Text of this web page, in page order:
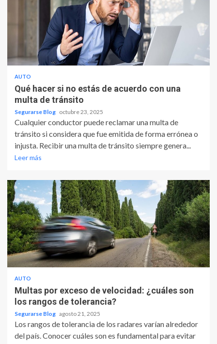
AUTO
Qué hacer si no estás de acuerdo con una
multa de tránsito
Segurarse Blog octubre 23, 2025
Cualquier conductor puede reclamar una multa de
tránsito si considera que fue emitida de forma errónea o
injusta. Recibir una multa de tránsito siempre genera...
Leer más
AUTO
Multas por exceso de velocidad: ¿cuáles son
los rangos de tolerancia?
Segurarse Blog agosto 21, 2025
Los rangos de tolerancia de los radares varían alrededor
del país. Conocer cuáles son es fundamental para evitar